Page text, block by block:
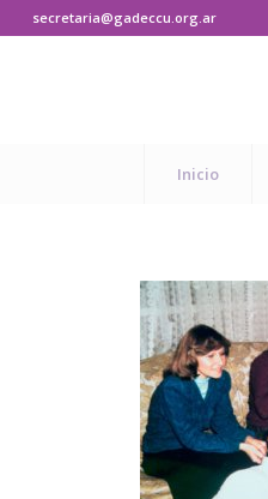
secretaria@gadeccu.org.ar
Inicio